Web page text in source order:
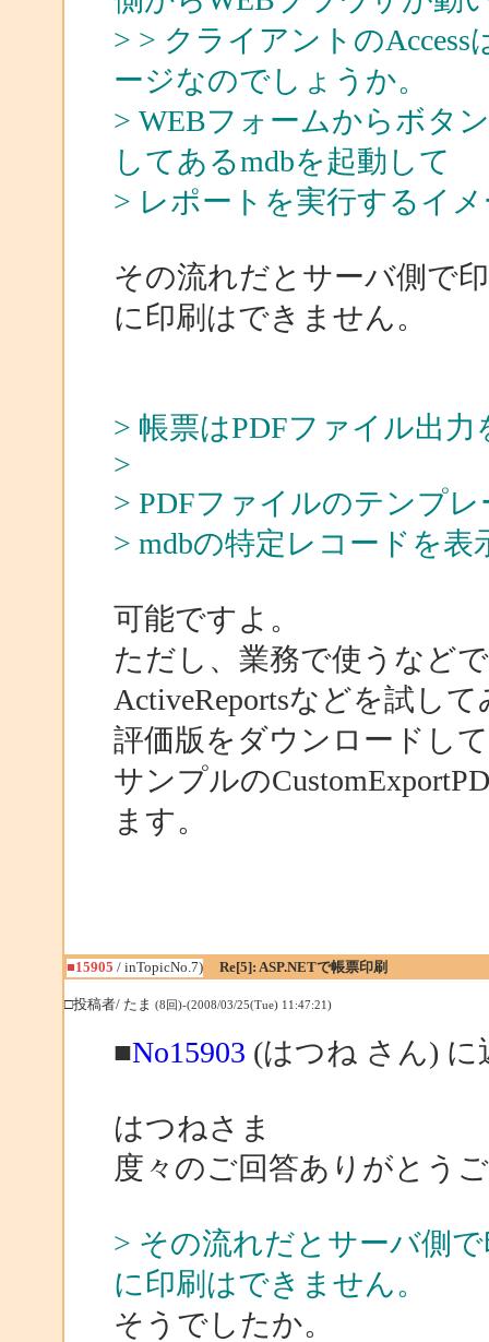
> > クライアントの
ージなのでしょうか。
> WEBフォームからボタ
してあるmdbを起動して
> レポートを実行するイ
その流れだとサーバ側で
に印刷はできません。
> 帳票はPDFファイル出
>
> PDFファイルのテンプ
> mdbの特定レコードを
可能ですよ。
ただし、業務で使うなど
ActiveReportsなどを試し
評価版をダウンロードし
サンプルの
ます。
■15905 / inTopicNo.7) Re[5]: ASP.NETで帳票印刷
□投稿者/ たま (8回)-(2008/03/25(Tue) 11:47:21)
■No15903 (はつね さん) に
はつねさま
度々のご回答ありがとう
> その流れだとサーバ側
に印刷はできません。
そうでしたか。